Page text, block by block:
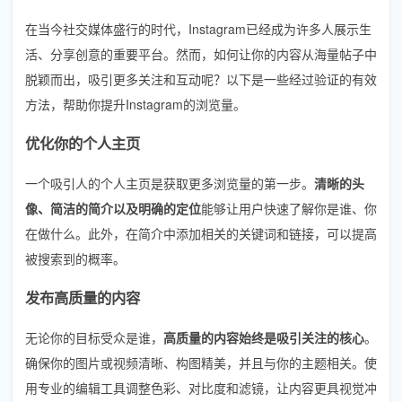
在当今社交媒体盛行的时代，Instagram已经成为许多人展示生
活、分享创意的重要平台。然而，如何让你的内容从海量帖子中
脱颖而出，吸引更多关注和互动呢？以下是一些经过验证的有效
方法，帮助你提升Instagram的浏览量。
优化你的个人主页
一个吸引人的个人主页是获取更多浏览量的第一步。 清晰的头
像、简洁的简介以及明确的定位能够让用户快速了解你是谁、你
在做什么。此外，在简介中添加相关的关键词和链接，可以提高
被搜索到的概率。
发布高质量的内容
无论你的目标受众是谁， 高质量的内容始终是吸引关注的核心。
确保你的图片或视频清晰、构图精美，并且与你的主题相关。使
用专业的编辑工具调整色彩、对比度和滤镜，让内容更具视觉冲